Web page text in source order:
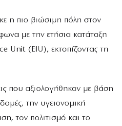
η πιο βιώσιμη πόλη στον
με την ετήσια κατάταξη
Unit (EIU), εκτοπίζοντας τη
που αξιολογήθηκαν με βάση
την υγειονομική
τον πολιτισμό και το